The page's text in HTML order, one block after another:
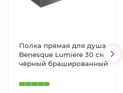
Полка прямая для душа
Benesque Lumiere 30 см,
чёрный брашированный